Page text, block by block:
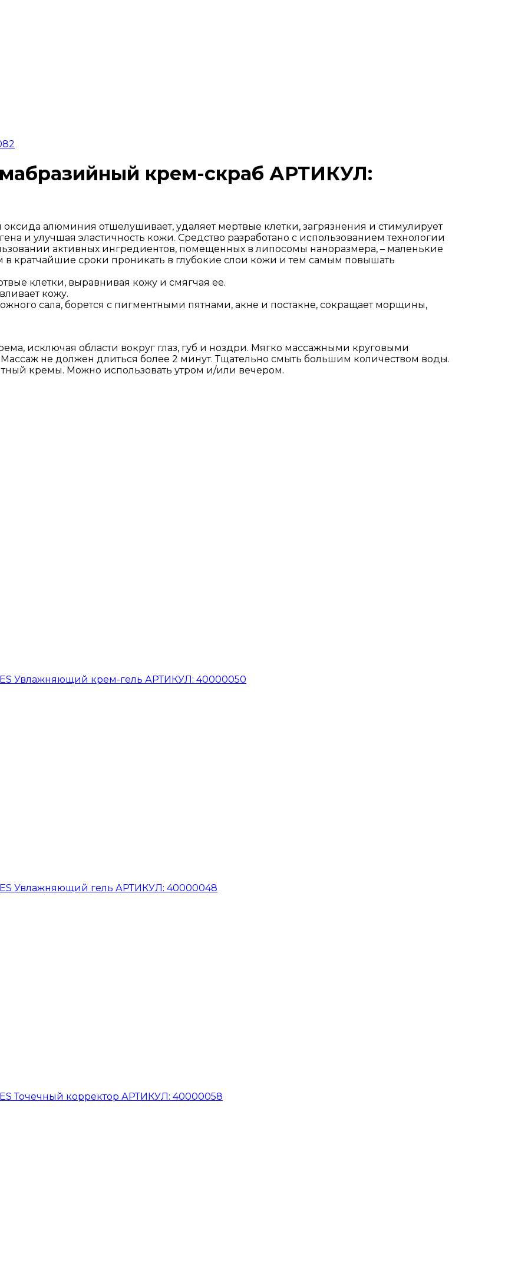
крем-скраб АРТИКУЛ:
алюминия отшелушивает, удаляет мертвые клетки, загрязнения и стимулирует
и улучшая эластичность кожи. Средство разработано с использованием технологии
активных ингредиентов, помещенных в липосомы наноразмера, – маленькие
кратчайшие сроки проникать в глубокие слои кожи и тем самым повышать
клетки, выравнивая кожу и смягчая ее.
кожу.
сала, борется с пигментными пятнами, акне и постакне, сокращает морщины,
исключая области вокруг глаз, губ и ноздри. Мягко массажными круговыми
не должен длиться более 2 минут. Тщательно смыть большим количеством воды.
кремы. Можно использовать утром и/или вечером.
Увлажняющий крем-гель АРТИКУЛ: 40000050
Увлажняющий гель АРТИКУЛ: 40000048
Точечный корректор АРТИКУЛ: 40000058